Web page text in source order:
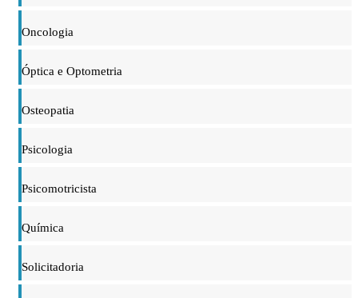
Oncologia
Óptica e Optometria
Osteopatia
Psicologia
Psicomotricista
Química
Solicitadoria